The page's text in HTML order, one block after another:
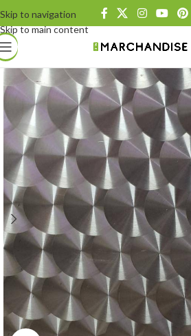
Skip to navigation
Skip to main content